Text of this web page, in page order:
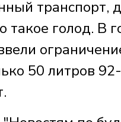
транспорт,
такое голод. В
50 литров